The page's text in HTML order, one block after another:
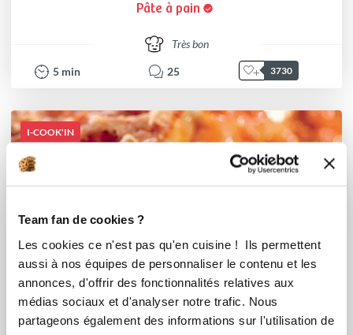
Team fan de cookies ?
Les cookies ce n'est pas qu'en cuisine ! Ils permettent
aussi à nos équipes de personnaliser le contenu et les
annonces, d'offrir des fonctionnalités relatives aux
médias sociaux et d'analyser notre trafic. Nous
partageons également des informations sur l'utilisation de
Pâte à pain
Très bon
5 min 25 3730
I-COOK'IN